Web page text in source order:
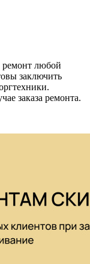
ремонт любой
заключить
заказа ремонта.